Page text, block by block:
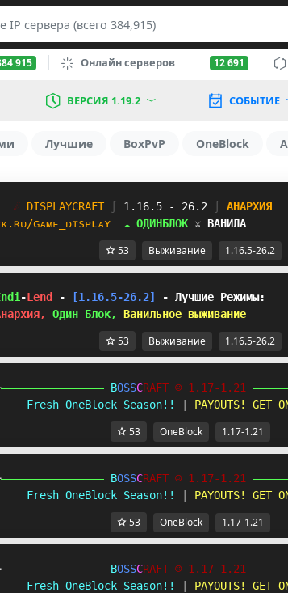
915 Онлайн серверов 12 691
ВЕРСИЯ 1.19.2 СОБЫТИЕ
Лучшие BoxPvP OneBlock
☄ DISPL AYCRAFT 1.16.5 - 26.2
АНАРХИЯ
ᴋ.ʀᴜ/ɢᴀᴍᴇ ᴅɪѕᴘʟᴀʏ ☁ ОДИНБЛОК ⚔ ВАНИЛА
53 Выживание 1.16.5-26.2
-Lend - [1.16.5-26.2]
- Лучшие Режимы:
Один Блок, Ванильное выживание
53 Выживание 1.16.5-26.2
BOSSCRAFT ☺ 1.17-1.21
Fresh OneBlock Season!!
PAYOUTS! GET
53 OneBlock 1.17-1.21
BOSSCRAFT ☺ 1.17-1.21
Fresh OneBlock Season!!
PAYOUTS! GET
53 OneBlock 1.17-1.21
BOSSCRAFT ☺ 1.17-1.21
Fresh OneBlock Season!!
PAYOUTS! GET